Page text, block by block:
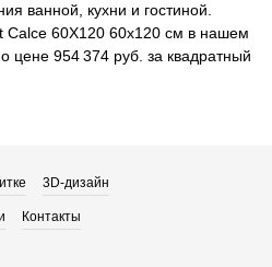
ванной, кухни и гостиной.
Calce 60X120 60x120 см в нашем
цене 954 374 руб. за квадратный
3D-дизайн
Контакты